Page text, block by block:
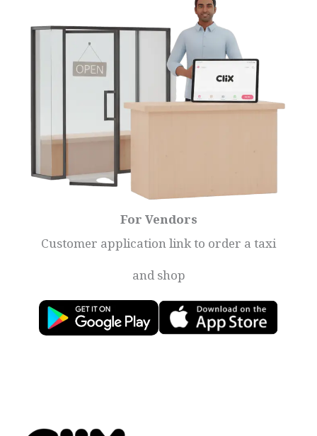
For Vendors
Customer application link to order a taxi
and shop